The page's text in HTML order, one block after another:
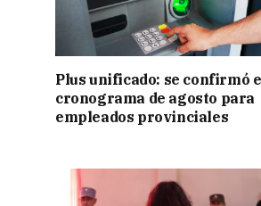
Plus unificado: se confirmó
cronograma de agosto para
empleados provinciales